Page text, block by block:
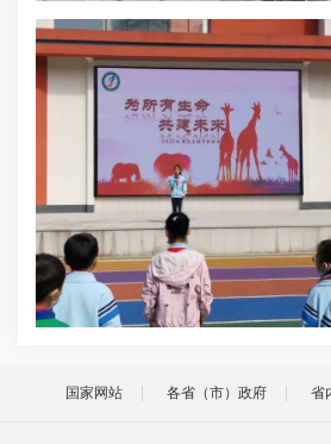
国家网站 各省（市）政府 省